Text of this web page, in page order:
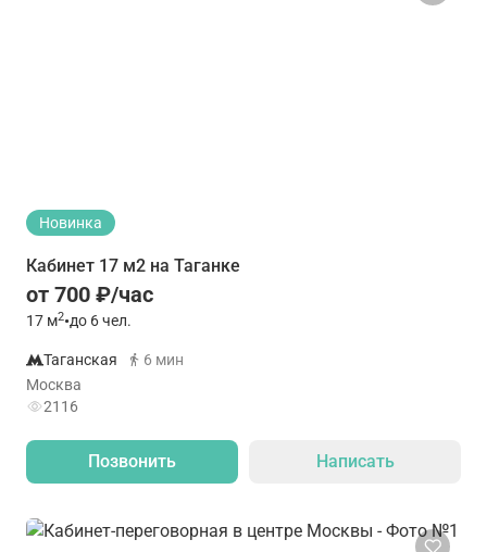
Новинка
Кабинет 17 м2 на Таганке
от 700 ₽/час
17 м2•до 6 чел.
Таганская
6 мин
Москва
2116
Позвонить Написать